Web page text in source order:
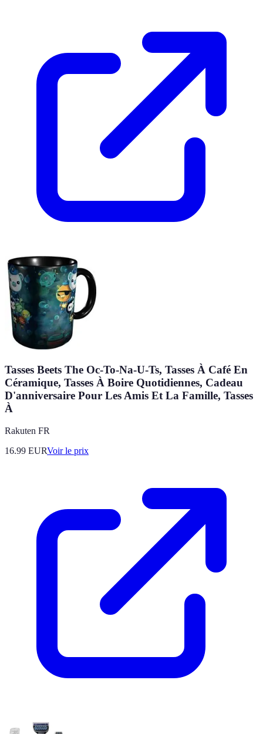
Tasses Beets The Oc-To-Na-U-Ts, Tasses À Café En
Céramique, Tasses À Boire Quotidiennes, Cadeau
D'anniversaire Pour Les Amis Et La Famille, Tasses
À
Rakuten FR
16.99 EURVoir le prix